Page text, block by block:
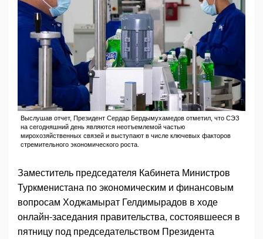
Выслушав отчет, Президент Сердар Бердымухамедов отметил, что СЭЗ
на сегодняшний день являются неотъемлемой частью
мирохозяйственных связей и выступают в числе ключевых факторов
стремительного экономического роста.
Заместитель председателя Кабинета Министров
Туркменистана по экономическим и финансовым
вопросам Ходжамырат Гелдимырадов в ходе
онлайн-заседания правительства, состоявшееся в
пятницу под председательством Президента